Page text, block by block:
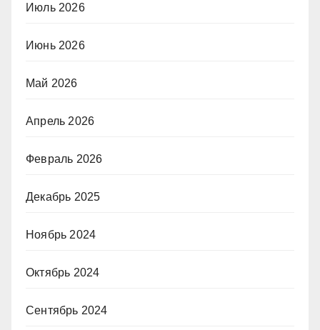
Июль 2026
Июнь 2026
Май 2026
Апрель 2026
Февраль 2026
Декабрь 2025
Ноябрь 2024
Октябрь 2024
Сентябрь 2024